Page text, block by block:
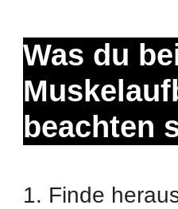
Was du
beachten
1. Finde